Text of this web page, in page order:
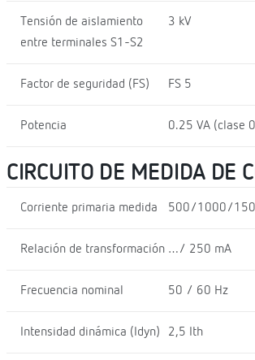
Tensión de aislamiento
entre terminales S1-S2
3 kV
Factor de seguridad (FS) FS 5
Potencia 0.25 VA (clase
CIRCUITO DE MEDIDA DE
Corriente primaria medida 500/1000/
Relación de transformación …/ 250 mA
Frecuencia nominal 50 / 60 Hz
Intensidad dinámica (Idyn) 2,5 Ith